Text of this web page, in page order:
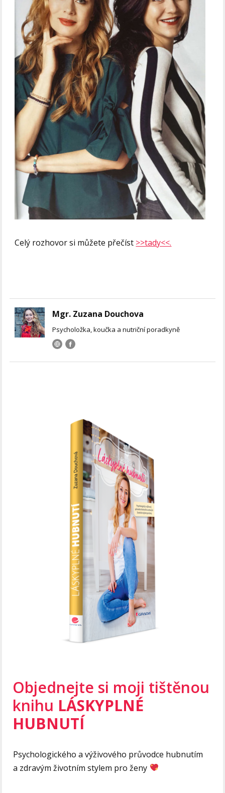
Celý rozhovor si můžete přečíst >>tady<<.
Mgr. Zuzana Douchova
Psycholožka, koučka a nutriční poradkyně
Objednejte si moji tištěnou
knihu LÁSKYPLNÉ
HUBNUTÍ
Psychologického a výživového průvodce hubnutím
a zdravým životním stylem pro ženy